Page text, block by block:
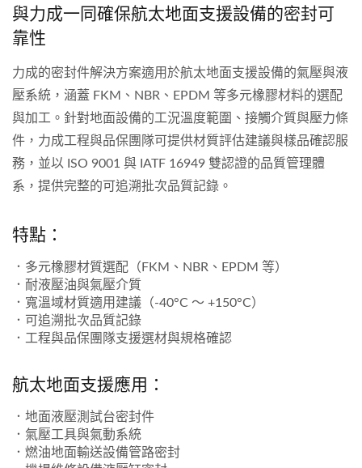
與力成一同確保航太地面支援設備的密封可
靠性
力成的密封件解決方案適用於航太地面支援設備的氣壓與液
壓系統，涵蓋 FKM、NBR、EPDM 等多元橡膠材料的選配
與加工。針對地面設備的工況溫度範圍、接觸介質與壓力條
件，力成工程與品保團隊可提供材質評估建議與樣品確認服
務，並以 ISO 9001 與 IATF 16949 雙認證的品質管理體
系，提供完整的可追溯批次品質記錄。
特點：
．多元橡膠材質選配（FKM、NBR、EPDM 等）
．耐液壓油與氣壓介質
．寬溫域材質適用建議（-40°C ～ +150°C）
．可追溯批次品質記錄
．工程與品保團隊支援選材與規格確認
航太地面支援應用：
．地面液壓測試台密封件
．氣壓工具與氣動系統
．燃油地面輸送設備管路密封